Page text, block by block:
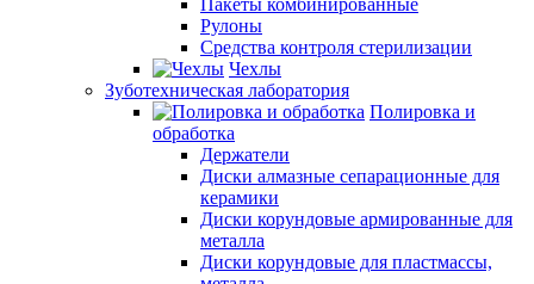
Пакеты комбинированные
Рулоны
Средства контроля стерилизации
Чехлы
Зуботехническая лаборатория
Полировка и
обработка
Держатели
Диски алмазные сепарационные для
керамики
Диски корундовые армированные для
металла
Диски корундовые для пластмассы,